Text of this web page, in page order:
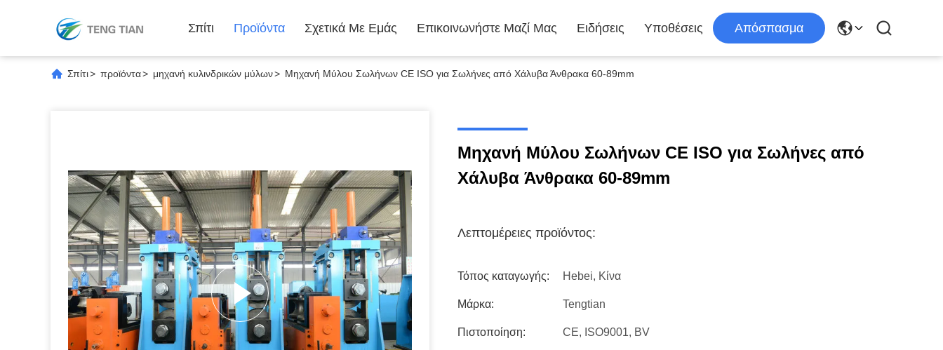
Σπίτι Προϊόντα Σχετικά Με Εμάς Επικοινωνήστε Μαζί Μας Ειδήσεις Υποθέσεις Απόσπασμα
Σπίτι> προϊόντα> μηχανή κυλινδρικών μύλων> Μηχανή Μύλου Σωλήνων CE ISO για Σωλήνες από Χάλυβα Άνθρακα 60-89mm
Μηχανή Μύλου Σωλήνων CE ISO για Σωλήνες από
Χάλυβα Άνθρακα 60-89mm
Λεπτομέρειες προϊόντος:
Τόπος καταγωγής: Hebei, Κίνα
Μάρκα: Tengtian
Πιστοποίηση: CE, ISO9001, BV